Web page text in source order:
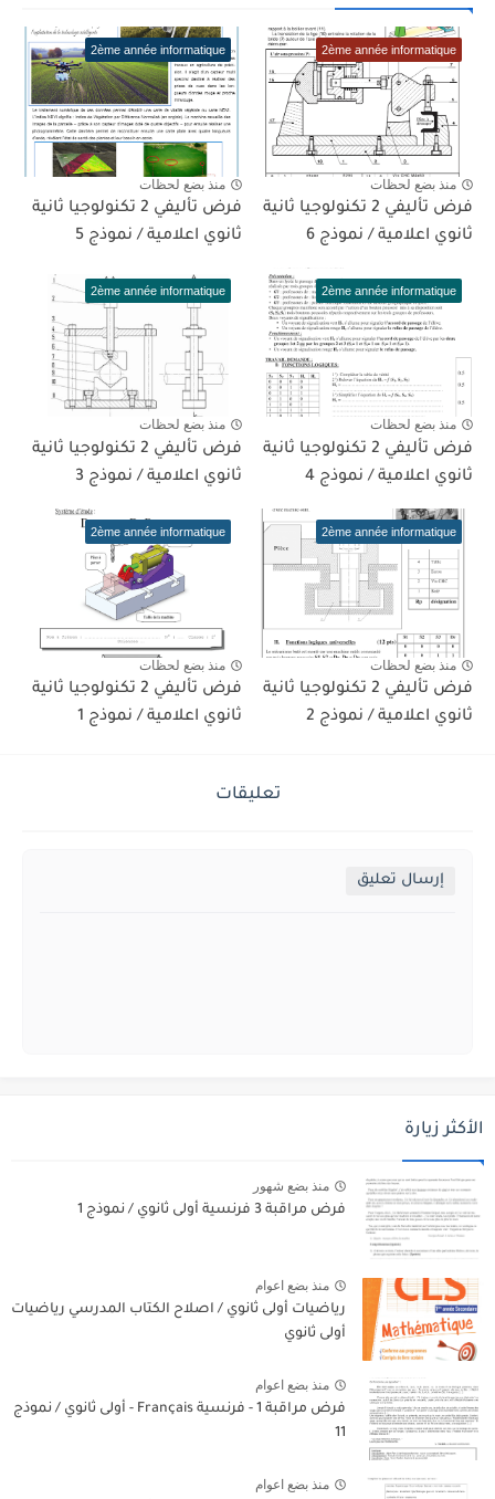
2ème année informatique
منذ بضع لحظات
فرض تأليفي 2 تكنولوجيا ثانية
ثانوي اعلامية / نموذج 6
2ème année informatique
منذ بضع لحظات
فرض تأليفي 2 تكنولوجيا ثانية
ثانوي اعلامية / نموذج 5
2ème année informatique
منذ بضع لحظات
فرض تأليفي 2 تكنولوجيا ثانية
ثانوي اعلامية / نموذج 4
2ème année informatique
منذ بضع لحظات
فرض تأليفي 2 تكنولوجيا ثانية
ثانوي اعلامية / نموذج 3
2ème année informatique
منذ بضع لحظات
فرض تأليفي 2 تكنولوجيا ثانية
ثانوي اعلامية / نموذج 2
2ème année informatique
منذ بضع لحظات
فرض تأليفي 2 تكنولوجيا ثانية
ثانوي اعلامية / نموذج 1
تعليقات
إرسال تعليق
الأكثر زيارة
منذ بضع شهور
فرض مراقبة 3 فرنسية أولى ثانوي / نموذج 1
منذ بضع اعوام
رياضيات أولى ثانوي / اصلاح الكتاب المدرسي رياضيات
أولى ثانوي
منذ بضع اعوام
فرض مراقبة 1 - فرنسية Français - أولى ثانوي / نموذج
11
منذ بضع اعوام